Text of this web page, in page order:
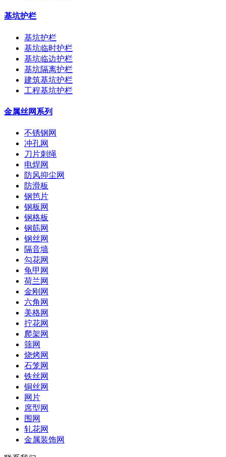
基坑护栏
基坑护栏
基坑临时护栏
基坑临边护栏
基坑隔离护栏
建筑基坑护栏
工程基坑护栏
金属丝网系列
不锈钢网
冲孔网
刀片刺绳
电焊网
防风抑尘网
防滑板
钢笆片
钢板网
钢格板
钢筋网
钢丝网
隔音墙
勾花网
龟甲网
荷兰网
金刚网
六角网
美格网
拧花网
爬架网
筛网
烧烤网
石笼网
铁丝网
铜丝网
网片
席型网
围网
轧花网
金属装饰网